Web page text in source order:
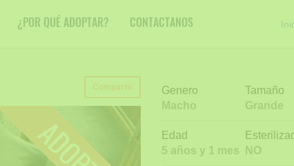
¿POR QUÉ ADOPTAR? CONTACTANOS
Genero
Macho
Tamaño
Grande
Edad
5 años y 1 mes
NO